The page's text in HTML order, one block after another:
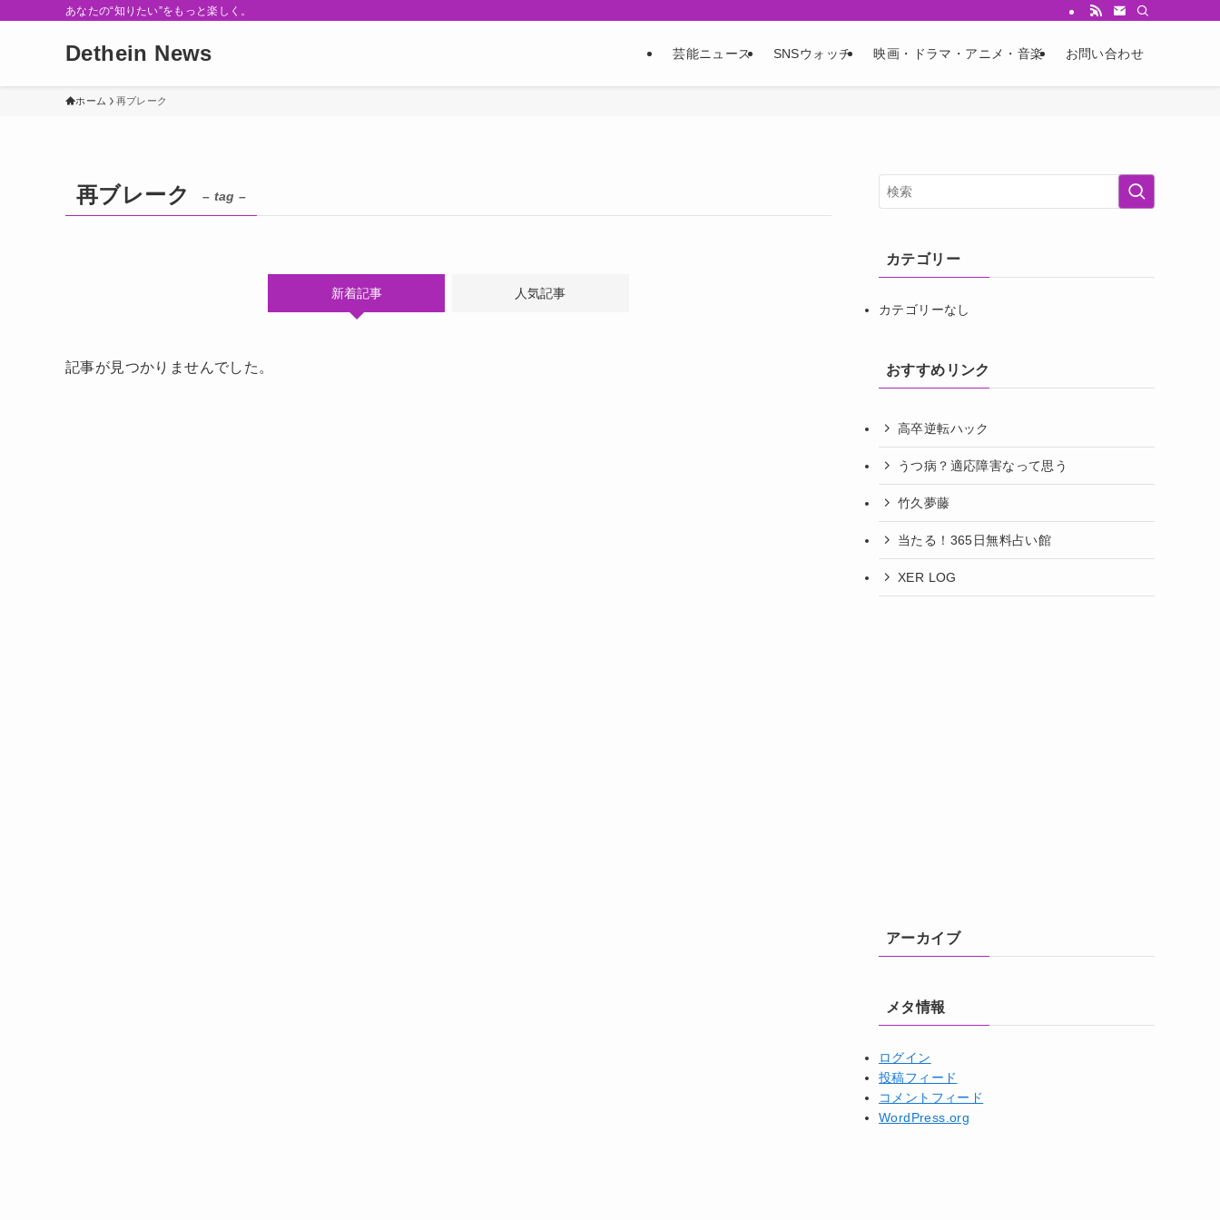
あなたの“知りたい”をもっと楽しく。
Dethein News 芸能ニュース SNSウォッチ 映画・ドラマ・アニメ・音楽 お問い合わせ
ホーム 再ブレーク
再ブレーク – tag –
新着記事 人気記事
記事が見つかりませんでした。
カテゴリー
カテゴリーなし
おすすめリンク
高卒逆転ハック
うつ病？適応障害なって思う
竹久夢藤
当たる！365日無料占い館
XER LOG
アーカイブ
メタ情報
ログイン
投稿フィード
コメントフィード
WordPress.org